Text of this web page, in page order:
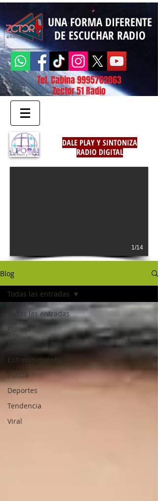
UNA FORMA DIFERENTE
DE ESCUCHAR RADIO
Tel. Cabina9995762063
Zector 51 Radio
DALE PLAY Y SINTONIZA
RADIO DIGITAL
1/14
Blog
Todas las entradas
Política
Entretenimiento
Policía
Deportes
Tendencia
Viral
Todas las entradas